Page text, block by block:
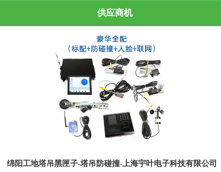
供应商机
绵阳工地塔吊黑匣子-塔吊防碰撞-上海宇叶电子科技有限公司